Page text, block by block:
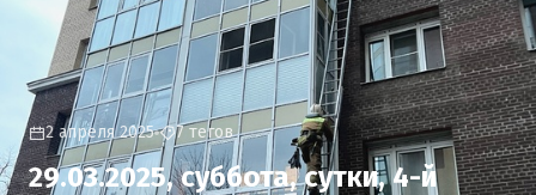
2 апреля 2025 7 тегов
29.03.2025, суббота, сутки, 4-й